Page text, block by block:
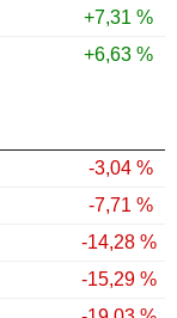
+7,31 %
+6,63 %
-3,04 %
-7,71 %
-14,28 %
-15,29 %